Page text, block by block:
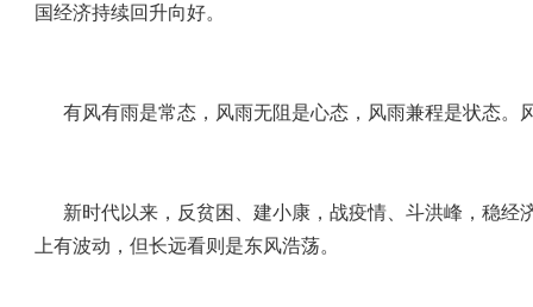
国经济持续回升向好。
有风有雨是常态，风雨无阻是心态，风雨兼程是状态
新时代以来，反贫困、建小康，战疫情、斗洪峰，稳
上有波动，但长远看则是东风浩荡。